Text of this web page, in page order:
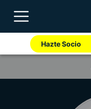
Hazte Socio